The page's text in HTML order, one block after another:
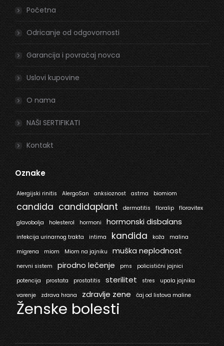
in
new
window
in
new
window
Početna
Odricanje od odgovornosti
Garancija i povraćaj novca
Uslovi kupovine
O nama
NAŠI SERTIFIKATI
Kontakt
Oznake
Alergijski rinitis AlergoSan anksioznost astma biomiom
candida candidaplant dermatitis floralip
floravitex
glavobolja
holesterol hormoni hormonski disbalans
infekcija urinarnog trakta intima kandida koža
malina
migrena
miom Miom na jajniku muška neplodnost
nervni sistem pirodno lečenje pms
policistični jajnici
potencija
prostata prostatitis sterilitet stres
upala jajnika
varenje
zdrava hrana zdravlje zene čaj od listova maline
Ženske bolesti